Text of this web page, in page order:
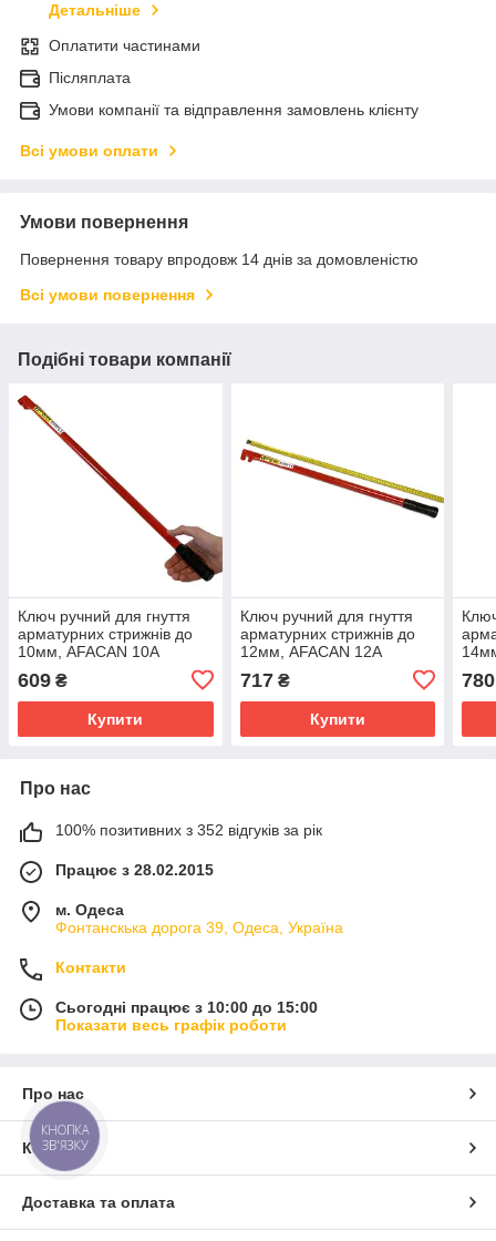
Детальніше
Оплатити частинами
Післяплата
Умови компанії та відправлення замовлень клієнту
Всі умови оплати
Умови повернення
Повернення товару впродовж 14 днів за домовленістю
Всі умови повернення
Подібні товари компанії
Ключ ручний для гнуття
арматурних стрижнів до
10мм, AFACAN 10А
609 ₴
Купити
Ключ ручний для гнуття
арматурних стрижнів до
12мм, AFACAN 12А
717₴
Купити
780
Про нас
100% позитивних з 352 відгуків за рік
Працює з 28.02.2015
м. Одеса
Фонтанскька дорога 39, Одеса, Україна
Контакти
Сьогодні працює з 10:00 до 15:00
Показати весь графік роботи
Про нас
Контакти
Доставка та оплата
КНОПКА
ЗВ'ЯЗКУ